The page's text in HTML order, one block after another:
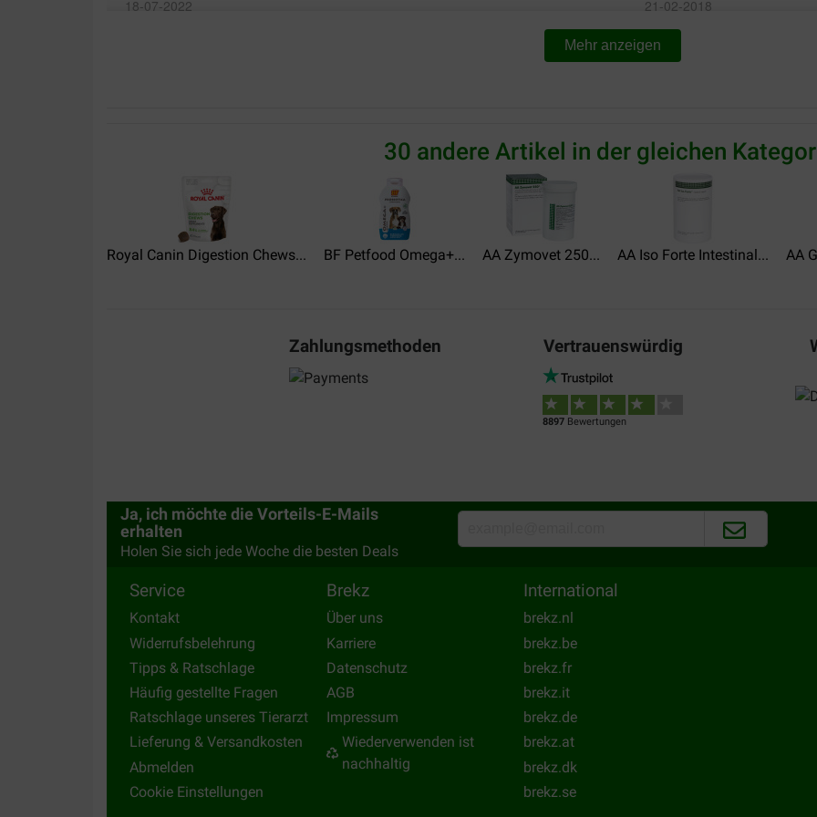
18-07-2022
het proberen waard maar heeft onze hond totaal niet geholpen
21-02-2018
houdt de kat goed rustig in de
monique zijpveld-cramm
07-02-2018
Mehr anzeigen
30 andere Artikel in der gleichen
Royal Canin Digestion Chews... BF Petfood Omega+... AA Zymovet 250... AA Iso Forte Intestinal... AA
Zahlungsmethoden Vertrauenswürdig
8897Bewertungen
Ja, ich möchte die Vorteils-E-Mails
erhalten
Holen Sie sich jede Woche die besten Deals
Service
Kontakt
Widerrufsbelehrung
Tipps & Ratschlage
Häufig gestellte Fragen
Ratschlage unseres Tierarzt
Lieferung & Versandkosten
Abmelden
Cookie Einstellungen
Brekz
Über uns
Karriere
Datenschutz
AGB
Impressum
Wiederverwenden ist
nachhaltig
International
brekz.nl
brekz.be
brekz.fr
brekz.it
brekz.de
brekz.at
brekz.dk
brekz.se